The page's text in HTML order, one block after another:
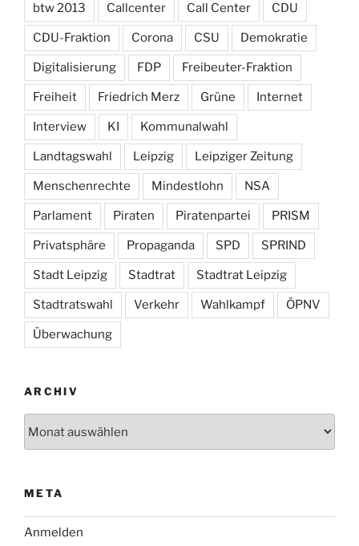
btw 2013 Callcenter Call Center CDU
CDU-Fraktion Corona CSU Demokratie
Digitalisierung FDP Freibeuter-Fraktion
Freiheit Friedrich Merz Grüne Internet
Interview KI Kommunalwahl
Landtagswahl Leipzig Leipziger Zeitung
Menschenrechte Mindestlohn NSA
Parlament Piraten Piratenpartei PRISM
Privatsphäre Propaganda SPD SPRIND
Stadt Leipzig Stadtrat Stadtrat Leipzig
Stadtratswahl Verkehr Wahlkampf ÖPNV
Überwachung
ARCHIV
META
Anmelden